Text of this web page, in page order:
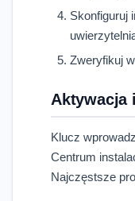
Skonfiguruj
Zweryfikuj
Aktywacja
Klucz
Centrum
Najczęstsze